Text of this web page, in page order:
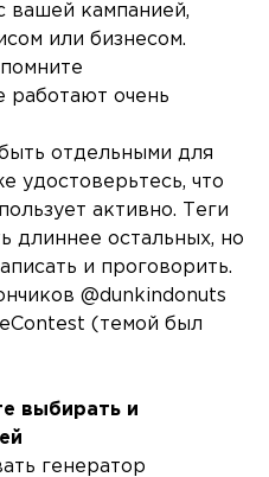
вашей кампанией,
или бизнесом.
работают очень
отдельными для
удостоверьтесь, что
активно. Теги
длиннее остальных, но
и проговорить.
@dunkindonuts
(темой был
выбирать и
генератор